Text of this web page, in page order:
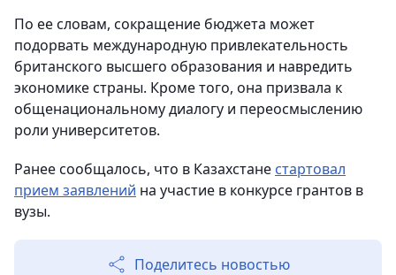
По ее словам, сокращение бюджета может
подорвать международную привлекательность
британского высшего образования и навредить
экономике страны. Кроме того, она призвала к
общенациональному диалогу и переосмыслению
роли университетов.
Ранее сообщалось, что в Казахстане стартовал
прием заявлений на участие в конкурсе грантов в
вузы.
Поделитесь новостью